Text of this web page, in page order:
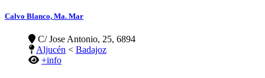
Calvo Blanco, Ma. Mar
C/ Jose Antonio, 25, 6894
Aljucén < Badajoz
+info